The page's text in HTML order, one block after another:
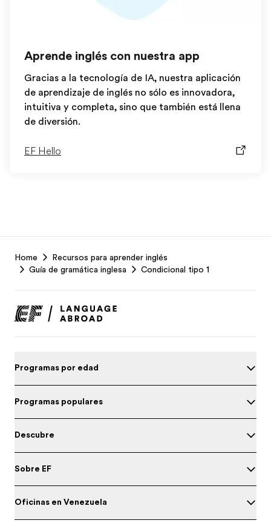
Aprende inglés con nuestra app
Gracias a la tecnología de IA, nuestra aplicación
de aprendizaje de inglés no sólo es innovadora,
intuitiva y completa, sino que también está llena
de diversión.
EF Hello
Footer
Home
Recursos para aprender inglés
Guía de gramática inglesa
Condicional tipo 1
Programas por edad
Programas populares
Descubre
Sobre EF
Oficinas en Venezuela